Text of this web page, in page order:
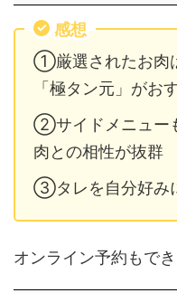
感想
①厳選されたお肉
「極タン元」がお
②サイドメニュー
肉との相性が抜群
③タレを自分好み
オンライン予約もで